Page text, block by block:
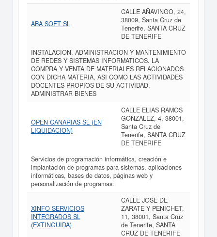
ABA SOFT SL
CALLE AÑAVINGO, 24,
38009, Santa Cruz de
Tenerife, SANTA CRUZ
DE TENERIFE
INSTALACION, ADMINISTRACION Y MANTENIMIENTO
DE REDES Y SISTEMAS INFORMATICOS. LA
COMPRA Y VENTA DE MATERIALES RELACIONADOS
CON DICHA MATERIA, ASI COMO LAS ACTIVIDADES
DOCENTES PROPIOS DE SU ACTIVIDAD.
ADMINISTRAR BIENES
OPEN CANARIAS SL (EN
LIQUIDACION)
CALLE ELIAS RAMOS
GONZALEZ, 4, 38001,
Santa Cruz de
Tenerife, SANTA CRUZ
DE TENERIFE
Servicios de programación informática, creación e
implantación de programas para sistemas, aplicaciones
informáticas, bases de datos, páginas web y
personalización de programas.
XINFO SERVICIOS
INTEGRADOS SL
(EXTINGUIDA)
CALLE JOSE DE
ZARATE Y PENICHET,
11, 38001, Santa Cruz
de Tenerife, SANTA
CRUZ DE TENERIFE